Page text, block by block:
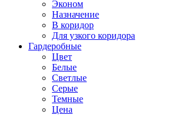
Эконом
Назначение
В коридор
Для узкого коридора
Гардеробные
Цвет
Белые
Светлые
Серые
Темные
Цена